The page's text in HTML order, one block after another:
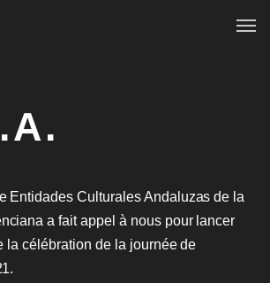
Entidades Culturales Andaluzas de la
a fait appel à nous pour lancer
la célébration de la journée de